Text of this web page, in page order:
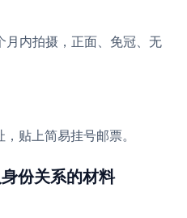
内拍摄，正面、免冠、无
贴上简易挂号邮票。
份关系的材料